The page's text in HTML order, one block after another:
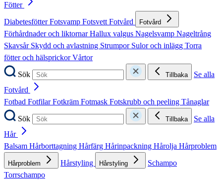
Fötter
DiabetesfötterFotsvamp FotsvettFotvård Fotvård
Förhårdnader och liktornarHallux valgus Nagelsvamp Nageltrång
Skavsår Skydd och avlastning Strumpor Sulor och inlägg Torra
fötter och hälsprickorVårtor
Sök
Tillbaka
Se alla
Fotvård
Fotbad FotfilarFotkräm Fotmask Fotskrubb och peeling Tånaglar
Sök
Tillbaka
Se alla
Hår
Balsam Hårborttagning Hårfärg Hårinpackning Hårolja Hårproblem
Hårproblem Hårstyling Hårstyling
Schampo
Torrschampo